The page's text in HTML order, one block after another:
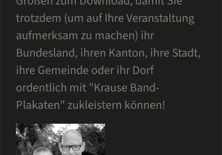
trotzdem (um auf Ihre Veranstaltung
aufmerksam zu machen) ihr
Bundesland, ihren Kanton, ihre Stadt,
ihre Gemeinde oder ihr Dorf
ordentlich mit "Krause Band-
Plakaten" zukleistern können!